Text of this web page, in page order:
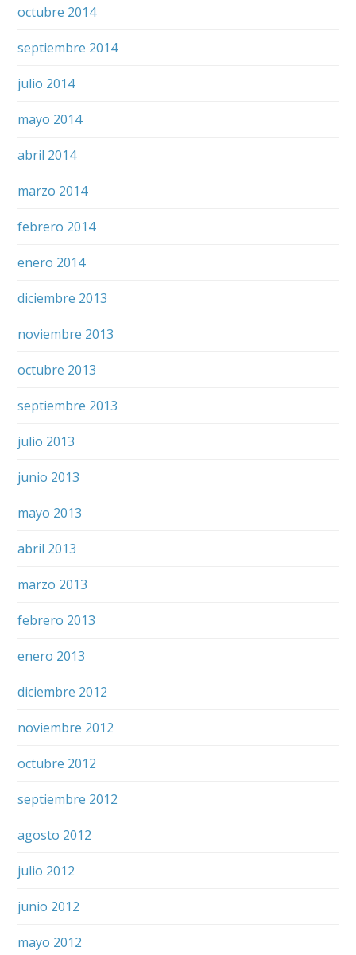
octubre 2014
septiembre 2014
julio 2014
mayo 2014
abril 2014
marzo 2014
febrero 2014
enero 2014
diciembre 2013
noviembre 2013
octubre 2013
septiembre 2013
julio 2013
junio 2013
mayo 2013
abril 2013
marzo 2013
febrero 2013
enero 2013
diciembre 2012
noviembre 2012
octubre 2012
septiembre 2012
agosto 2012
julio 2012
junio 2012
mayo 2012